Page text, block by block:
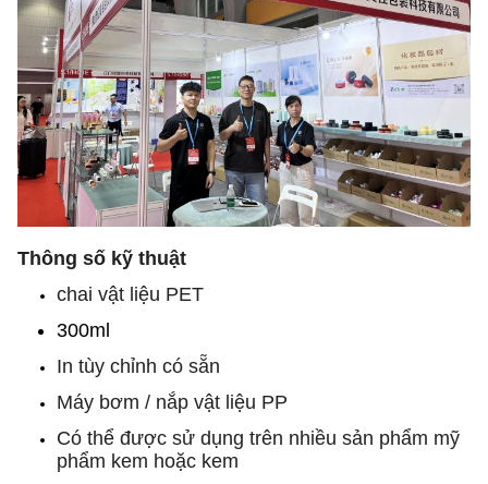
Thông số kỹ thuật
chai vật liệu PET
300ml
In tùy chỉnh có sẵn
Máy bơm / nắp vật liệu PP
Có thể được sử dụng trên nhiều sản phẩm mỹ
phẩm kem hoặc kem